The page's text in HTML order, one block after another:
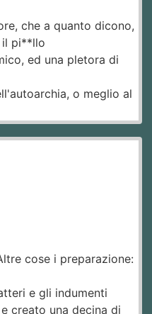
che a quanto dicono,
il pi**llo
ed una pletora di
o meglio al
cose i preparazione:
e gli indumenti
creato una decina di